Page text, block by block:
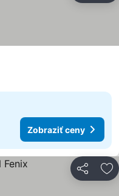
Zobraziť ceny
Zdieľať